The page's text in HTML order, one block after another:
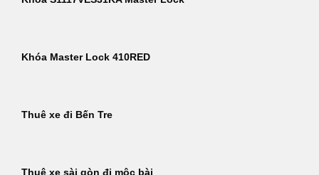
Khóa Master Lock 410RED
Thuê xe đi Bến Tre
Thuê xe sài gòn đi mộc bài